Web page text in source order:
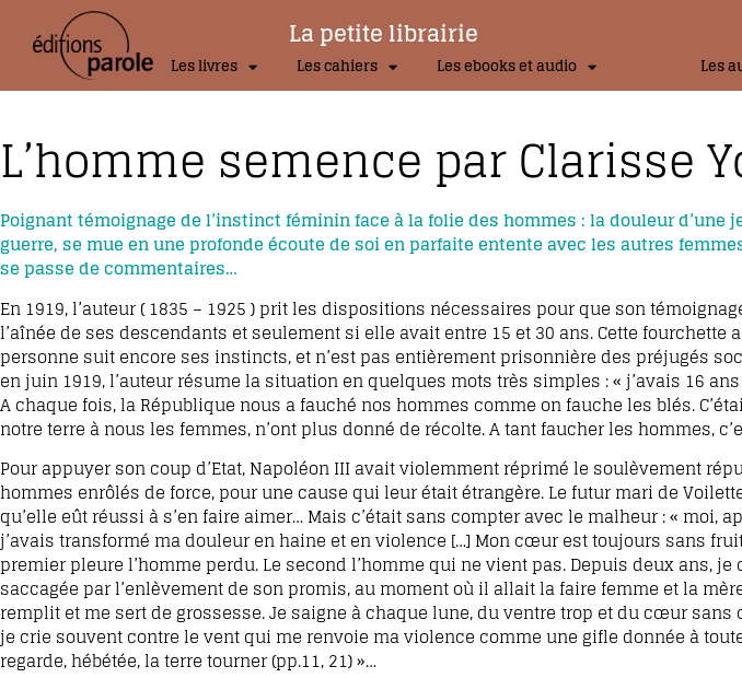
La petite librairie
Les livres Les cahiers Les ebooks et audio Les
L’homme semence par Clarisse
Poignant témoignage de l’instinct féminin face à la folie des hommes : la douleur d’une
guerre, se mue en une profonde écoute de soi en parfaite entente avec les autres
se passe de commentaires…
En 1919, l’auteur ( 1835 – 1925 ) prit les dispositions nécessaires pour que son
l’aînée de ses descendants et seulement si elle avait entre 15 et 30 ans. Cette fourchette
personne suit encore ses instincts, et n’est pas entièrement prisonnière des préjugés
en juin 1919, l’auteur résume la situation en quelques mots très simples : « j’avais 16
A chaque fois, la République nous a fauché nos hommes comme on fauche les blés.
notre terre à nous les femmes, n’ont plus donné de récolte. A tant faucher les hommes,
Pour appuyer son coup d’Etat, Napoléon III avait violemment réprimé le soulèvement
hommes enrôlés de force, pour une cause qui leur était étrangère. Le futur mari de
qu’elle eût réussi à s’en faire aimer… Mais c’était sans compter avec le malheur : « moi,
j’avais transformé ma douleur en haine et en violence […] Mon cœur est toujours sans
premier pleure l’homme perdu. Le second l’homme qui ne vient pas. Depuis deux ans,
saccagée par l’enlèvement de son promis, au moment où il allait la faire femme et la
remplit et me sert de grossesse. Je saigne à chaque lune, du ventre trop et du cœur sans
je crie souvent contre le vent qui me renvoie ma violence comme une gifle donnée à
regarde, hébétée, la terre tourner (pp.11, 21) »…